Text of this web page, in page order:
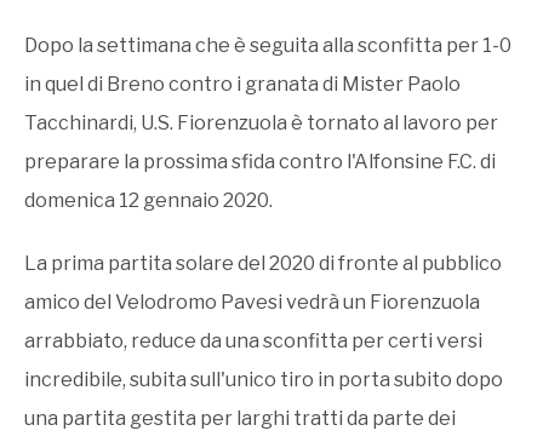
Dopo la settimana che è seguita alla sconfitta per 1-0
in quel di Breno contro i granata di Mister Paolo
Tacchinardi, U.S. Fiorenzuola è tornato al lavoro per
preparare la prossima sfida contro l'Alfonsine F.C. di
domenica 12 gennaio 2020.
La prima partita solare del 2020 di fronte al pubblico
amico del Velodromo Pavesi vedrà un Fiorenzuola
arrabbiato, reduce da una sconfitta per certi versi
incredibile, subita sull'unico tiro in porta subito dopo
una partita gestita per larghi tratti da parte dei